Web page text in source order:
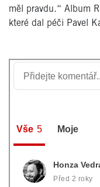
měl pravdu.“ Album
které dal péči Pavel